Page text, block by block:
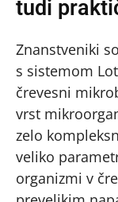
tudi
Znanstveniki
s sistemom
črevesni
vrst
zelo
veliko
organizmi v